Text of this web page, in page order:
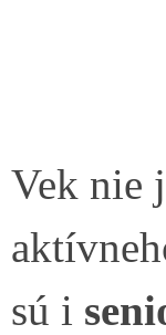
Vek nie
sú i